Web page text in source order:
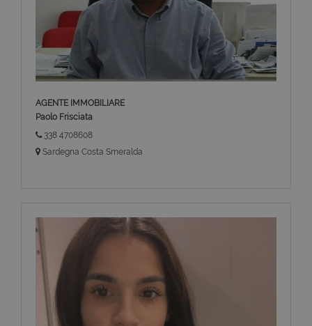
AGENTE IMMOBILIARE
Paolo Frisciata
338 4708608
Sardegna Costa Smeralda